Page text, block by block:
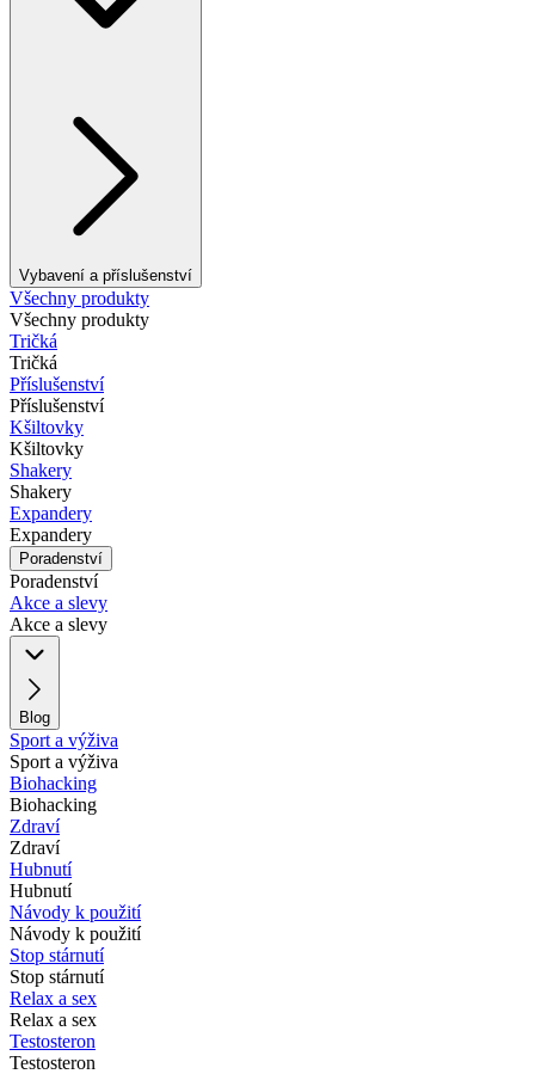
Vybavení a příslušenství
Všechny produkty
Všechny produkty
Tričká
Tričká
Příslušenství
Příslušenství
Kšiltovky
Kšiltovky
Shakery
Shakery
Expandery
Expandery
Poradenství
Poradenství
Akce a slevy
Akce a slevy
Blog
Sport a výživa
Sport a výživa
Biohacking
Biohacking
Zdraví
Zdraví
Hubnutí
Hubnutí
Návody k použití
Návody k použití
Stop stárnutí
Stop stárnutí
Relax a sex
Relax a sex
Testosteron
Testosteron